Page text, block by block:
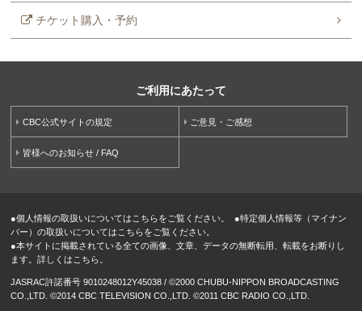
チケット購入・予約
ご利用にあたって
CBC公式サイトの規定 ご意見・ご感想
皆様へのお知らせ / FAQ
●個人情報の取扱いについてはこちらをご覧ください。 ●特定個人情報等（マイナン
バー）の取扱いについてはこちらをご覧ください。
●本サイトに掲載されている全ての画像、文章、データの無断転用、転載をお断りし
ます。詳しくはこちら。
JASRAC許諾番号 9010248012Y45038 / ©2000 CHUBU-NIPPON BROADCASTING
CO.,LTD. ©2014 CBC TELEVISION CO.,LTD. ©2011 CBC RADIO CO.,LTD.